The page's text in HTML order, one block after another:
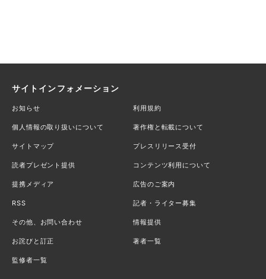
サイトインフォメーション
お知らせ 利用規約
個人情報の取り扱いについて 著作権と転載について
サイトマップ プレスリリース受付
読者プレゼント提供 コンテンツ利用について
提携メディア 広告のご案内
RSS 記者・ライター募集
その他、お問い合わせ 情報提供
お詫びと訂正 著者一覧
監修者一覧